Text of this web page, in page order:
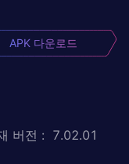
APK 다운로드
버전 : 7.02.01